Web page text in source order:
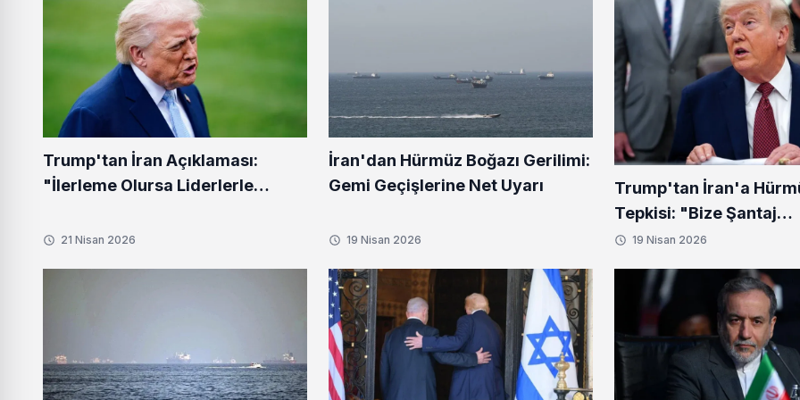
Trump'tan İran Açıklaması:
"İlerleme Olursa Liderlerle
21 Nisan 2026
İran'dan Hürmüz Boğazı Gerilimi:
Gemi Geçişlerine Net Uyarı
19 Nisan 2026
Trump'tan İran'a
Tepkisi: "Bize Şantaj
Yapamazlar"
19 Nisan 2026